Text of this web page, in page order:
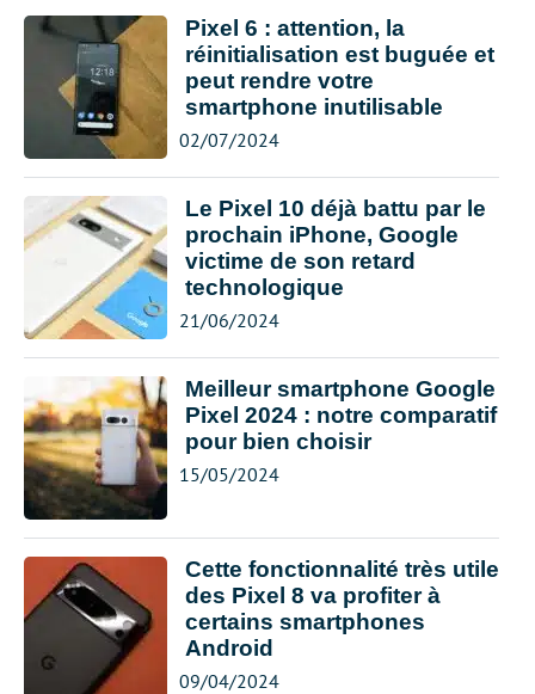
Pixel 6 : attention, la
réinitialisation est buguée et
peut rendre votre
smartphone inutilisable
02/07/2024
Le Pixel 10 déjà battu par le
prochain iPhone, Google
victime de son retard
technologique
21/06/2024
Meilleur smartphone Google
Pixel 2024 : notre comparatif
pour bien choisir
15/05/2024
Cette fonctionnalité très utile
des Pixel 8 va profiter à
certains smartphones
Android
09/04/2024